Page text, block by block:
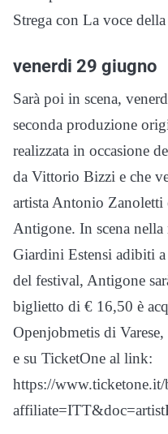
Strega con La voce
venerdi 29 giugno
Sarà poi in scena,
seconda produzione
realizzata in occasione
da Vittorio Bizzi e che
artista Antonio
Antigone. In scena
Giardini Estensi adibiti
del festival, Antigone
biglietto di € 16,50 è
Openjobmetis di
e su TicketOne al link:
https://